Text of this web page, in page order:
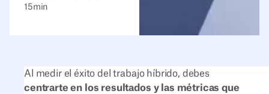
15min
Al medir el éxito del trabajo híbrido, debes
centrarte en los resultados y las métricas que